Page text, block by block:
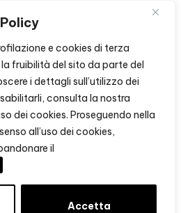
e cookies di terza
fruibilità del sito da parte del
i dettagli sull’utilizzo dei
consulta la nostra
dei cookies. Proseguendo nella
all’uso dei cookies,
il
Accetta